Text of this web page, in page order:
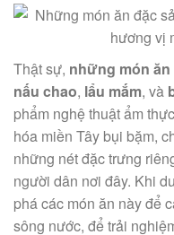
Thật sự, những món
nấu chao, lẩu mắm, và
phẩm nghệ thuật ẩm
hóa miền Tây bụi bặm,
những nét đặc trưng
người dân nơi đây. Khi
phá các món ăn này để
sông nước, để trải